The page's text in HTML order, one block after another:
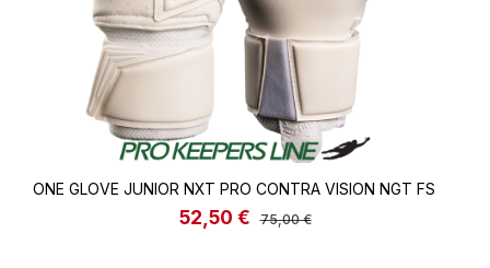
ONE GLOVE JUNIOR NXT PRO CONTRA VISION NGT FS
Verkaufspreis:
52,50 € Regulärer Preis:
75,00 €